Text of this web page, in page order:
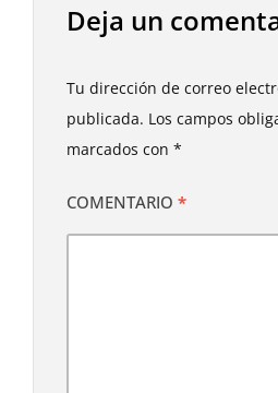
Deja un
Tu dirección de correo
publicada. Los campos
marcados con *
COMENTARIO *